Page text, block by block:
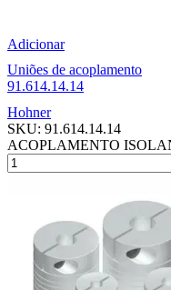
Adicionar
Uniões de acoplamento
91.614.14.14
Hohner
SKU: 91.614.14.14
ACOPLAMENTO